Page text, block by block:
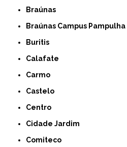
Braúnas
Braúnas Campus Pampulha
Buritis
Calafate
Carmo
Castelo
Centro
Cidade Jardim
Comiteco